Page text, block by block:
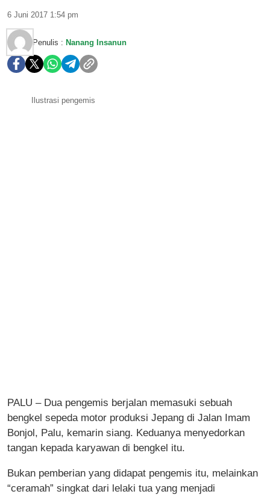
6 Juni 2017 1:54 pm
Penulis : Nanang Insanun
Ilustrasi pengemis
PALU – Dua pengemis berjalan memasuki sebuah
bengkel sepeda motor produksi Jepang di Jalan Imam
Bonjol, Palu, kemarin siang. Keduanya menyedorkan
tangan kepada karyawan di bengkel itu.
Bukan pemberian yang didapat pengemis itu, melainkan
“ceramah” singkat dari lelaki tua yang menjadi